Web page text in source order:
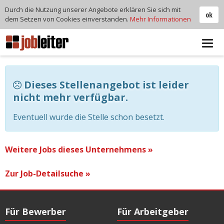
Dieses Stellenangebot ist leider
nicht mehr verfügbar.
Eventuell wurde die Stelle schon besetzt.
Weitere Jobs dieses Unternehmens »
Zur Job-Detailsuche »
Für Bewerber Für Arbeitgeber
ok
Durch die Nutzung unserer Angebote erklären Sie sich mit
dem Setzen von Cookies einverstanden. Mehr Informationen